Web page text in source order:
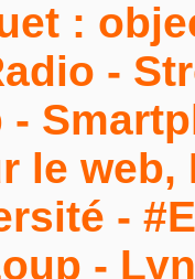
:
-
-
le web,
-
-